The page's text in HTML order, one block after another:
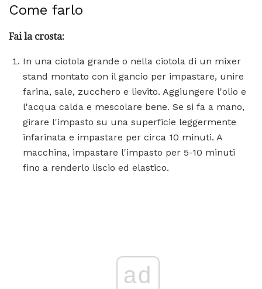
Come farlo
Fai la crosta:
In una ciotola grande o nella ciotola di un mixer
stand montato con il gancio per impastare, unire
farina, sale, zucchero e lievito. Aggiungere l'olio e
l'acqua calda e mescolare bene. Se si fa a mano,
girare l'impasto su una superficie leggermente
infarinata e impastare per circa 10 minuti. A
macchina, impastare l'impasto per 5-10 minuti
fino a renderlo liscio ed elastico.
ad